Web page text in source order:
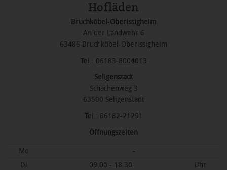
Hofläden
Bruchköbel-Oberissigheim
An der Landwehr 6
63486 Bruchköbel-Oberissigheim
Tel.: 06183-8004013
Seligenstadt
Schachenweg 3
63500 Seligenstadt
Tel.: 06182-21291
Öffnungszeiten
Mo
-
Di
09.00 - 18.30
Uhr